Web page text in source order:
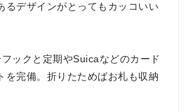
るデザインがとってもカッコいい
ックと定期やSuicaなどのカード
を完備。折りたためばお札も収納